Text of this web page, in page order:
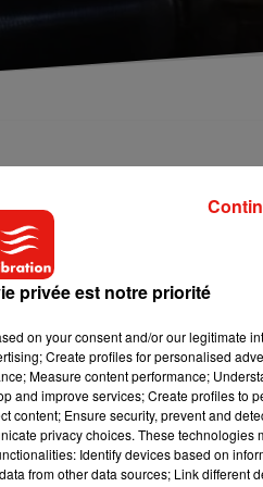
Duralex, dans le Loiret.
L’offre la plus sérieuse émane
européen Kartesia.
cette année.
au redressement de
pas garantie de
une autre offre, mais celle-ci
dossier. Toutes seront
connaît des difficultés
privée est notre priorité
on your consent and/or our legitimate
Create profiles for personalised
Measure content performance;
and improve services; Create profiles to
content; Ensure security, prevent and
privacy choices. These technologies
Identify devices based on
from other data sources; Link different